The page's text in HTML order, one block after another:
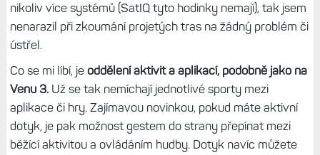
nikoliv více systémů (SatIQ tyto hodinky nemají), tak jsem
nenarazil při zkoumání projetých tras na žádný problém či
ústřel.
Co se mi líbí, je oddělení aktivit a aplikací, podobně jako na
Venu 3.Už se tak nemíchají jednotlivé sporty mezi
aplikace či hry. Zajímavou novinkou, pokud máte aktivní
dotyk, je pak možnost gestem do strany přepínat mezi
běžící aktivitou a ovládáním hudby. Dotyk navíc můžete